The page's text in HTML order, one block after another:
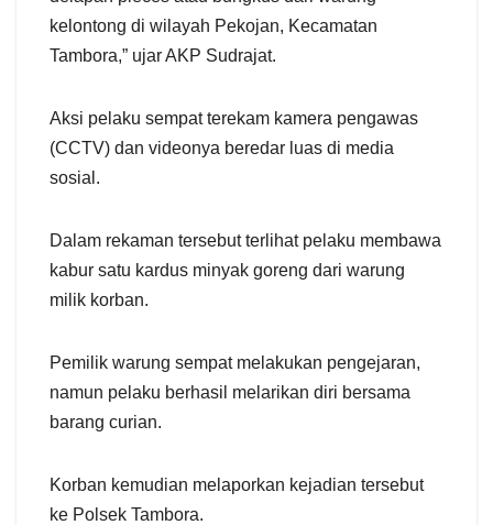
kelontong di wilayah Pekojan, Kecamatan
Tambora,” ujar AKP Sudrajat.
Aksi pelaku sempat terekam kamera pengawas
(CCTV) dan videonya beredar luas di media
sosial.
Dalam rekaman tersebut terlihat pelaku membawa
kabur satu kardus minyak goreng dari warung
milik korban.
Pemilik warung sempat melakukan pengejaran,
namun pelaku berhasil melarikan diri bersama
barang curian.
Korban kemudian melaporkan kejadian tersebut
ke Polsek Tambora.